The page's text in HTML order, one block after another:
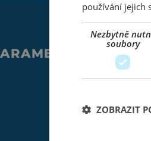
používání jejich
Nezbytně
soubory
ZOBRAZIT